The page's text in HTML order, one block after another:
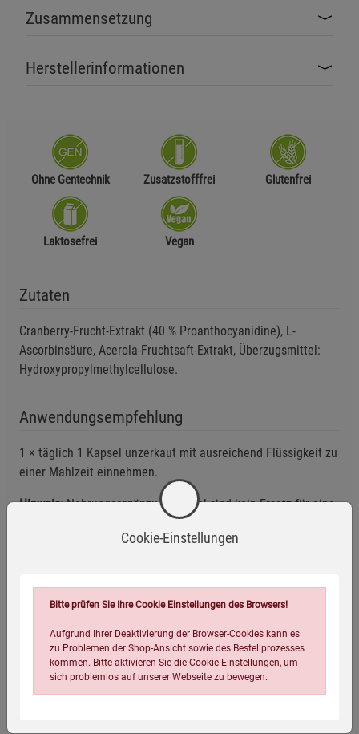
Zusammensetzung
Herstellerinformationen
Ohne Gentechnik Zusatzstofffrei Glutenfrei
Laktosefrei Vegan
Zutaten
Cranberry-Frucht-Extrakt (40 % Proanthocyanidine), L-
Ascorbinsäure, Acerola-Fruchtsaft-Extrakt, Überzugsmittel:
Hydroxypropylmethylcellulose.
Anwendungsempfehlung
1 × täglich 1 Kapsel unzerkaut mit ausreichend Flüssigkeit zu
einer Mahlzeit einnehmen.
Hinweis: Nahrungsergänzungsmittel sind kein Ersatz für eine
ausgewogene und abwechslungsreiche Ernährung und eine
gesunde Lebensweise. Die angegebene empfohlene tägliche
aufbewahren! Kühl, trocken und dunkel lagern.
Eigenschaften
EAN:
4054239004106
Cookie-Einstellungen
Bitte prüfen Sie Ihre Cookie Einstellungen des Browsers!
Aufgrund Ihrer Deaktivierung der Browser-Cookies kann es
zu Problemen der Shop-Ansicht sowie des Bestellprozesses
kommen. Bitte aktivieren Sie die Cookie-Einstellungen, um
sich problemlos auf unserer Webseite zu bewegen.